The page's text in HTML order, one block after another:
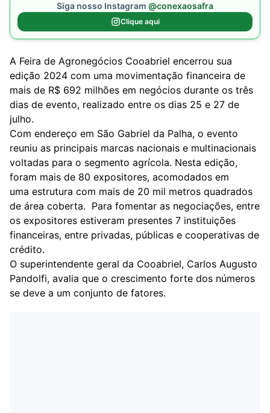
Siga nosso Instagram @conexaosafra
Clique aqui
A Feira de Agronegócios Cooabriel encerrou sua
edição 2024 com uma movimentação financeira de
mais de R$ 692 milhões em negócios durante os três
dias de evento, realizado entre os dias 25 e 27 de
julho.
Com endereço em São Gabriel da Palha, o evento
reuniu as principais marcas nacionais e multinacionais
voltadas para o segmento agrícola. Nesta edição,
foram mais de 80 expositores, acomodados em
uma estrutura com mais de 20 mil metros quadrados
de área coberta. Para fomentar as negociações, entre
os expositores estiveram presentes 7 instituições
financeiras, entre privadas, públicas e cooperativas de
crédito.
O superintendente geral da Cooabriel, Carlos Augusto
Pandolfi, avalia que o crescimento forte dos números
se deve a um conjunto de fatores.